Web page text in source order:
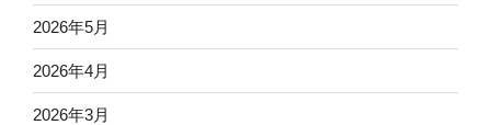
2026年5月
2026年4月
2026年3月